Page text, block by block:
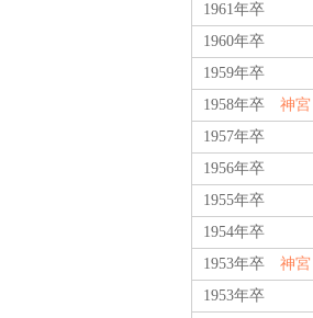
1961年卒
1960年卒
1959年卒
1958年卒 神宮
1957年卒
1956年卒
1955年卒
1954年卒
1953年卒 神宮
1953年卒